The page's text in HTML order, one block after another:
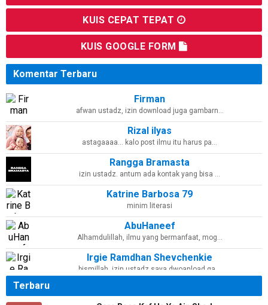
KUIS CEPAT TEPAT
KUIS GOOGLE FORM
Komentar Terbaru
Firman
afwan ustadz, izin download juga gambarn…
Rizal ilyas
astagaaaa... kalo post ilmu itu harus pa…
Rangga Bramasta
izin ustadz. antum ada kontak yang bisa …
Katrine Barbosa 79
minim literasi
AbuHaneef
Alhamdulillah, ilmu yang bermanfaat, mog…
Irgie Ramdhan Shevchenkie
bismillah, izin ustadz saya dwoanload ga…
Terbaru